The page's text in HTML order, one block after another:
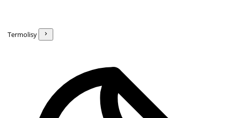
Termolisy